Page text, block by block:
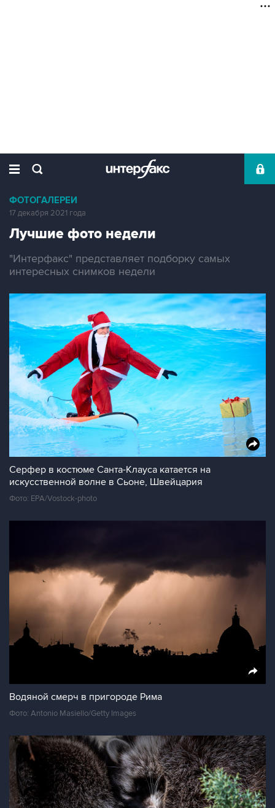
ФОТОГАЛЕРЕИ
17 декабря 2021 года
Лучшие фото недели
"Интерфакс" представляет подборку самых
интересных снимков недели
Серфер в костюме Санта-Клауса катается на
искусственной волне в Сьоне, Швейцария
Фото: EPA/Vostock-photo
Водяной смерч в пригороде Рима
Фото: Antonio Masiello/Getty Images